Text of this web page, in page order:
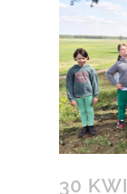
30 KWI